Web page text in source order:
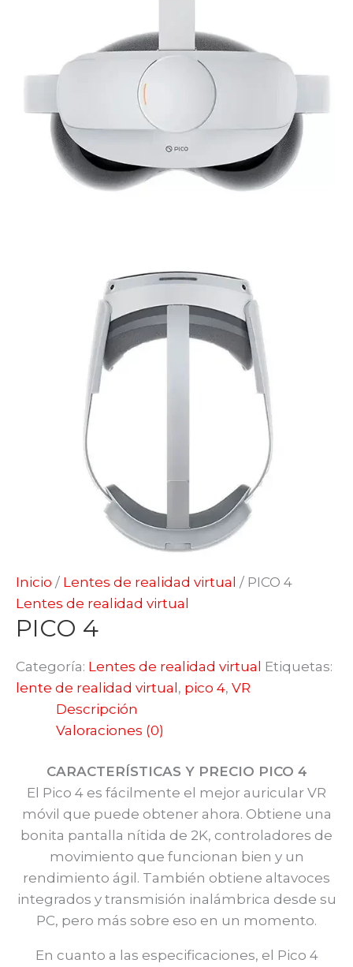
Inicio / Lentes de realidad virtual / PICO 4
Lentes de realidad virtual
PICO 4
Categoría: Lentes de realidad virtual Etiquetas:
lente de realidad virtual, pico 4, VR
Descripción
Valoraciones (0)
CARACTERÍSTICAS Y PRECIO PICO 4
El Pico 4 es fácilmente el mejor auricular VR
móvil que puede obtener ahora. Obtiene una
bonita pantalla nítida de 2K, controladores de
movimiento que funcionan bien y un
rendimiento ágil. También obtiene altavoces
integrados y transmisión inalámbrica desde su
PC, pero más sobre eso en un momento.
En cuanto a las especificaciones, el Pico 4